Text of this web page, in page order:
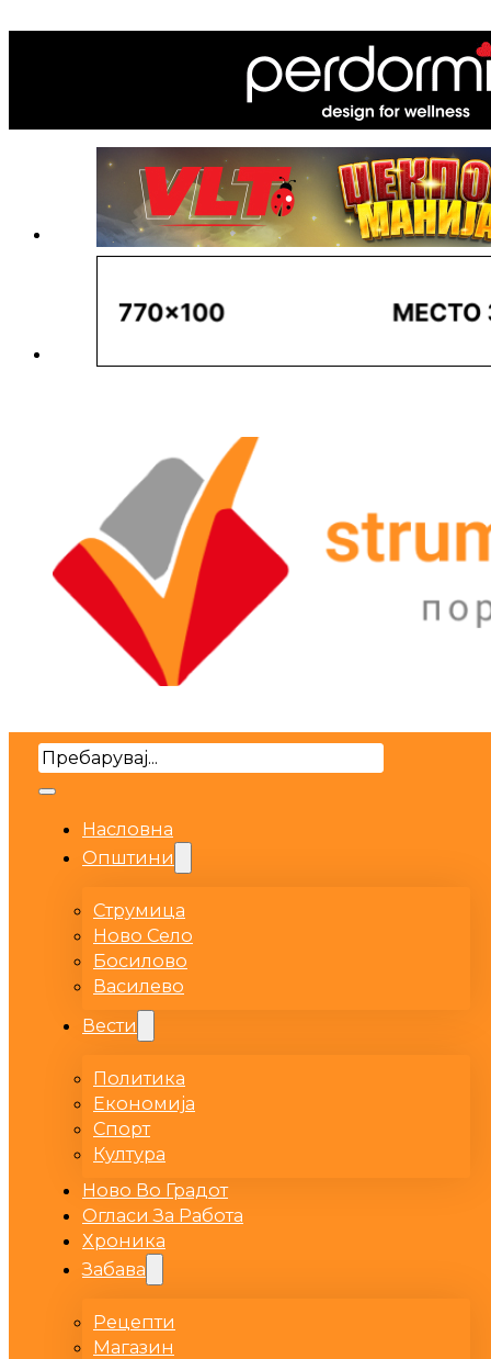
Search
Насловна
Општини
Струмица
Ново Село
Босилово
Василево
Вести
Политика
Економија
Спорт
Култура
Ново Во Градот
Огласи За Работа
Хроника
Забава
Рецепти
Магазин